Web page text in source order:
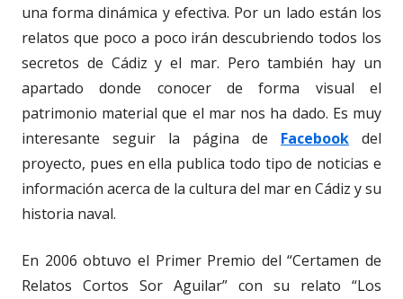
una forma dinámica y efectiva. Por un lado están los
relatos que poco a poco irán descubriendo todos los
secretos de Cádiz y el mar. Pero también hay un
apartado donde conocer de forma visual el
patrimonio material que el mar nos ha dado. Es muy
interesante seguir la página de Facebook del
proyecto, pues en ella publica todo tipo de noticias e
información acerca de la cultura del mar en Cádiz y su
historia naval.
En 2006 obtuvo el Primer Premio del “Certamen de
Relatos Cortos Sor Aguilar” con su relato “Los